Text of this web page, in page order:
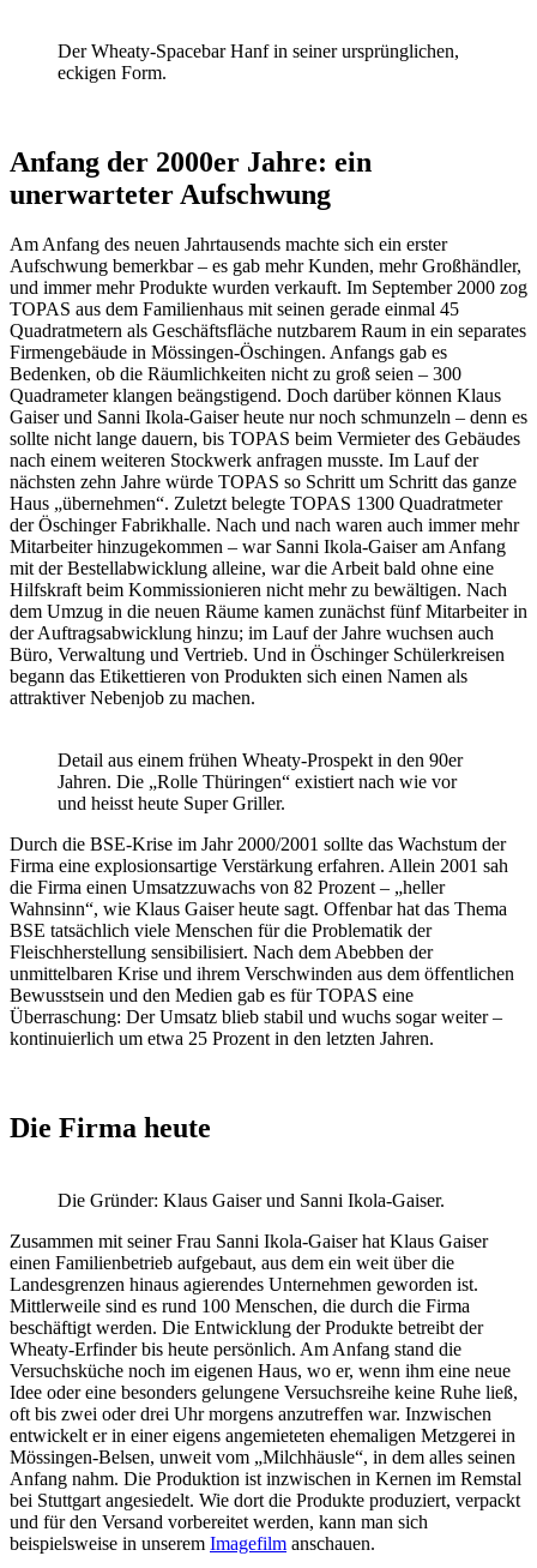
Der Wheaty-Spacebar Hanf in seiner ursprünglichen,
eckigen Form.
Anfang der 2000er Jahre: ein
unerwarteter Aufschwung
Am Anfang des neuen Jahrtausends machte sich ein erster
Aufschwung bemerkbar – es gab mehr Kunden, mehr Großhändler,
und immer mehr Produkte wurden verkauft. Im September 2000 zog
TOPAS aus dem Familienhaus mit seinen gerade einmal 45
Quadratmetern als Geschäftsfläche nutzbarem Raum in ein separates
Firmengebäude in Mössingen-Öschingen. Anfangs gab es
Bedenken, ob die Räumlichkeiten nicht zu groß seien – 300
Quadrameter klangen beängstigend. Doch darüber können Klaus
Gaiser und Sanni Ikola-Gaiser heute nur noch schmunzeln – denn es
sollte nicht lange dauern, bis TOPAS beim Vermieter des Gebäudes
nach einem weiteren Stockwerk anfragen musste. Im Lauf der
nächsten zehn Jahre würde TOPAS so Schritt um Schritt das ganze
Haus „übernehmen“. Zuletzt belegte TOPAS 1300 Quadratmeter
der Öschinger Fabrikhalle. Nach und nach waren auch immer mehr
Mitarbeiter hinzugekommen – war Sanni Ikola-Gaiser am Anfang
mit der Bestellabwicklung alleine, war die Arbeit bald ohne eine
Hilfskraft beim Kommissionieren nicht mehr zu bewältigen. Nach
dem Umzug in die neuen Räume kamen zunächst fünf Mitarbeiter in
der Auftragsabwicklung hinzu; im Lauf der Jahre wuchsen auch
Büro, Verwaltung und Vertrieb. Und in Öschinger Schülerkreisen
begann das Etikettieren von Produkten sich einen Namen als
attraktiver Nebenjob zu machen.
Detail aus einem frühen Wheaty-Prospekt in den 90er
Jahren. Die „Rolle Thüringen“ existiert nach wie vor
und heisst heute Super Griller.
Durch die BSE-Krise im Jahr 2000/2001 sollte das Wachstum der
Firma eine explosionsartige Verstärkung erfahren. Allein 2001 sah
die Firma einen Umsatzzuwachs von 82 Prozent – „heller
Wahnsinn“, wie Klaus Gaiser heute sagt. Offenbar hat das Thema
BSE tatsächlich viele Menschen für die Problematik der
Fleischherstellung sensibilisiert. Nach dem Abebben der
unmittelbaren Krise und ihrem Verschwinden aus dem öffentlichen
Bewusstsein und den Medien gab es für TOPAS eine
Überraschung: Der Umsatz blieb stabil und wuchs sogar weiter –
kontinuierlich um etwa 25 Prozent in den letzten Jahren.
Die Firma heute
Die Gründer: Klaus Gaiser und Sanni Ikola-Gaiser.
Zusammen mit seiner Frau Sanni Ikola-Gaiser hat Klaus Gaiser
einen Familienbetrieb aufgebaut, aus dem ein weit über die
Landesgrenzen hinaus agierendes Unternehmen geworden ist.
Mittlerweile sind es rund 100 Menschen, die durch die Firma
beschäftigt werden. Die Entwicklung der Produkte betreibt der
Wheaty-Erfinder bis heute persönlich. Am Anfang stand die
Versuchsküche noch im eigenen Haus, wo er, wenn ihm eine neue
Idee oder eine besonders gelungene Versuchsreihe keine Ruhe ließ,
oft bis zwei oder drei Uhr morgens anzutreffen war. Inzwischen
entwickelt er in einer eigens angemieteten ehemaligen Metzgerei in
Mössingen-Belsen, unweit vom „Milchhäusle“, in dem alles seinen
Anfang nahm. Die Produktion ist inzwischen in Kernen im Remstal
bei Stuttgart angesiedelt. Wie dort die Produkte produziert, verpackt
und für den Versand vorbereitet werden, kann man sich
beispielsweise in unserem Imagefilm anschauen.